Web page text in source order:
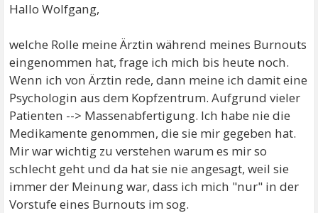
Hallo Wolfgang,
welche Rolle meine Ärztin während meines Burnouts
eingenommen hat, frage ich mich bis heute noch.
Wenn ich von Ärztin rede, dann meine ich damit eine
Psychologin aus dem Kopfzentrum. Aufgrund vieler
Patienten --> Massenabfertigung. Ich habe nie die
Medikamente genommen, die sie mir gegeben hat.
Mir war wichtig zu verstehen warum es mir so
schlecht geht und da hat sie nie angesagt, weil sie
immer der Meinung war, dass ich mich "nur" in der
Vorstufe eines Burnouts im sog.